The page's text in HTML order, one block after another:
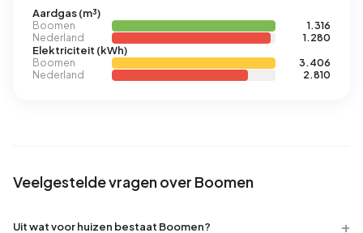
Aardgas (m³)
Boomen
1.316
Nederland
1.280
Elektriciteit (kWh)
Boomen
3.406
Nederland
2.810
Veelgestelde vragen over Boomen
Uit wat voor huizen bestaat Boomen?